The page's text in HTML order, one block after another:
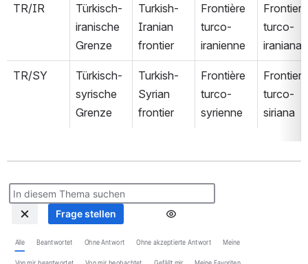
TR/IR
Türkisch-
iranische
Grenze
Turkish-
Iranian
frontier
Frontière
turco-
iranienne
Frontiera
turco-
iraniana
TR/SY
Türkisch-
syrische
Grenze
Turkish-
Syrian
frontier
Frontière
turco-
syrienne
Frontiera
turco-
siriana